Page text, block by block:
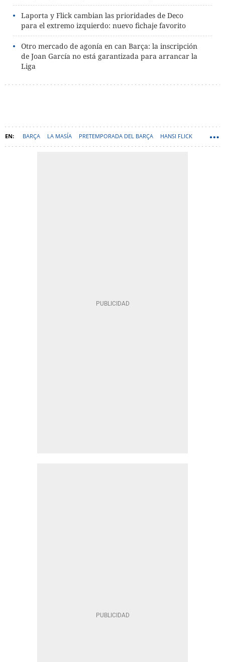
Laporta y Flick cambian las prioridades de Deco
para el extremo izquierdo: nuevo fichaje favorito
Otro mercado de agonía en can Barça: la inscripción
de Joan García no está garantizada para arrancar la
Liga
BARÇA LA MASÍA PRETEMPORADA DEL BARÇA HANSI FLICK